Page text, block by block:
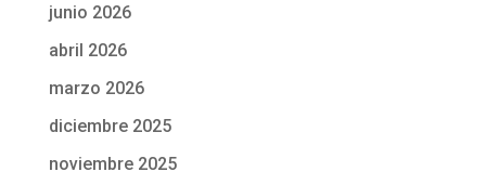
junio 2026
abril 2026
marzo 2026
diciembre 2025
noviembre 2025